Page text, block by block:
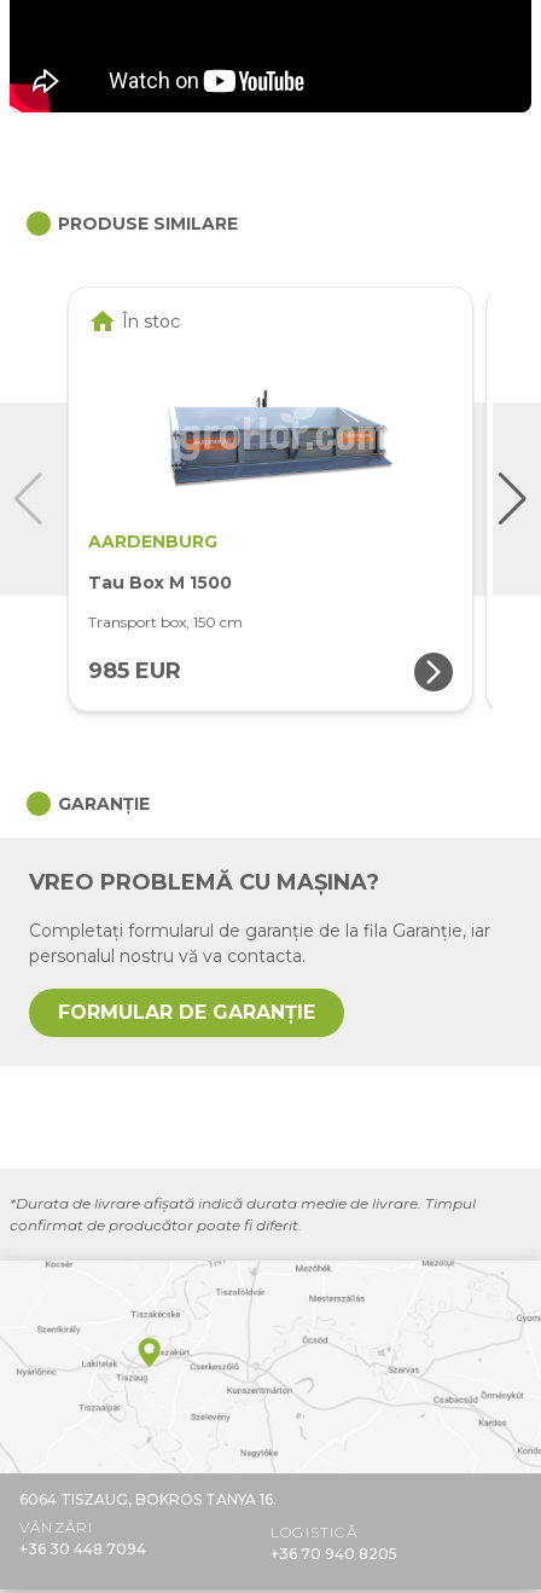
circle PRODUSE SIMILARE
home În stoc
AARDENBURG
Tau Box M 1500
Transport box, 150 cm
985 EUR arrow_forward_ios
circle GARANȚIE
VREO PROBLEMĂ CU MAȘINA?
Completați formularul de garanție de la fila Garanție, iar
personalul nostru vă va contacta.
FORMULAR DE GARANȚIE
*Durata de livrare afișată indică durata medie de livrare. Timpul
confirmat de producător poate fi diferit.
6064 TISZAUG, BOKROS TANYA 16.
VÂNZĂRI
+36 30 448 7094
LOGISTICĂ
+36 70 940 8205